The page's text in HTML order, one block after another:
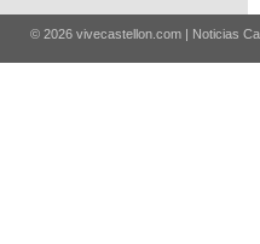
© 2026 vivecastellon.com | Noticias